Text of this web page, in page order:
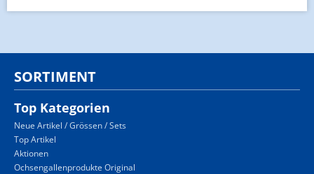
SORTIMENT
Top Kategorien
Neue Artikel / Grössen / Sets
Top Artikel
Aktionen
Ochsengallenprodukte Original